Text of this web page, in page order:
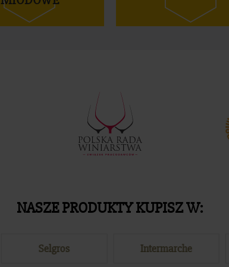
NASZE PRODUKTY KUPISZ W:
Selgros Intermarche